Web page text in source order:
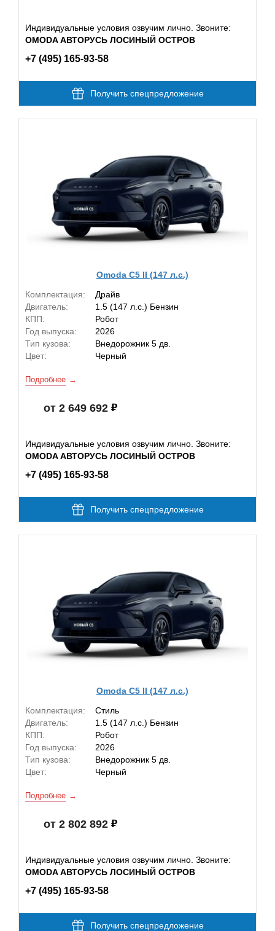
Индивидуальные условия озвучим лично. Звоните:
OMODA АВТОРУСЬ ЛОСИНЫЙ ОСТРОВ
+7 (495) 165-93-58
Получить спецпредложение
Omoda C5 II (147 л.с.)
Комплектация:
Драйв
Двигатель:
1.5 (147 л.с.) Бензин
КПП:
Робот
Год выпуска:
2026
Тип кузова:
Внедорожник 5 дв.
Цвет:
Черный
Подробнее
от 2 649 692
Индивидуальные условия озвучим лично. Звоните:
OMODA АВТОРУСЬ ЛОСИНЫЙ ОСТРОВ
+7 (495) 165-93-58
Получить спецпредложение
Omoda C5 II (147 л.с.)
Комплектация:
Стиль
Двигатель:
1.5 (147 л.с.) Бензин
КПП:
Робот
Год выпуска:
2026
Тип кузова:
Внедорожник 5 дв.
Цвет:
Черный
Подробнее
от 2 802 892
Индивидуальные условия озвучим лично. Звоните:
OMODA АВТОРУСЬ ЛОСИНЫЙ ОСТРОВ
+7 (495) 165-93-58
Получить спецпредложение